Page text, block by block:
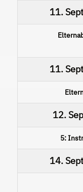
11.
11.
12.
5:
14.